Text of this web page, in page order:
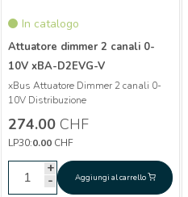
In catalogo
Attuatore dimmer 2 canali 0-
10V xBA-D2EVG-V
xBus Attuatore Dimmer 2 canali 0-
10V Distribuzione
274.00 CHF
LP30:0.00 CHF
+
-
Aggiungi al carrello
Più informazioni
Attuatore dimmer 2
274.00
CHF
-
Aggiungi al carrello